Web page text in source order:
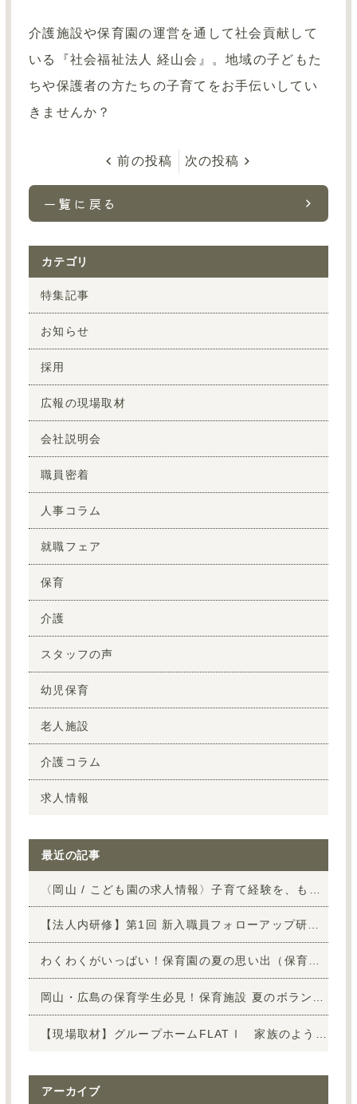
介護施設や保育園の運営を通して社会貢献して
いる『社会福祉法人 経山会』。地域の子どもた
ちや保護者の方たちの子育てをお手伝いしてい
きませんか？
前の投稿 次の投稿
一覧に戻る
カテゴリ
特集記事
お知らせ
採用
広報の現場取材
会社説明会
職員密着
人事コラム
就職フェア
保育
介護
スタッフの声
幼児保育
老人施設
介護コラム
求人情報
最近の記事
【法人内研修】第1回 新入職員フォローアップ研修を行いました！
わくわくがいっぱい！保育園の夏の思い出（保育施設vol.9）
アーカイブ